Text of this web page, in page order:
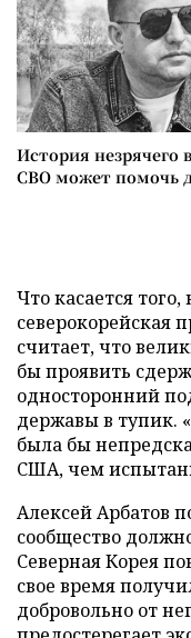
История незрячего
СВО может помочь
Что касается
северокорейская
считает, что
бы проявить
односторонний
державы в тупик.
была бы
США, чем
Алексей Арбатов
сообщество
Северная Корея
свое время
добровольно от